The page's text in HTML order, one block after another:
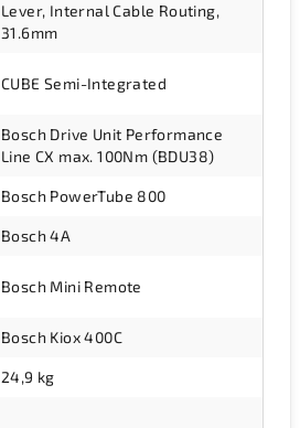
Lever, Internal Cable Routing,
31.6mm
CUBE Semi-Integrated
Bosch Drive Unit Performance
Line CX max. 100Nm (BDU38)
Bosch PowerTube 800
Bosch 4A
Bosch Mini Remote
Bosch Kiox 400C
24,9 kg